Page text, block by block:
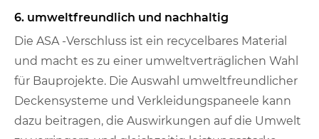
6. umweltfreundlich und nachhaltig
Die ASA -Verschluss ist ein recycelbares Material
und macht es zu einer umweltverträglichen Wahl
für Bauprojekte. Die Auswahl umweltfreundlicher
Deckensysteme und Verkleidungspaneele kann
dazu beitragen, die Auswirkungen auf die Umwelt